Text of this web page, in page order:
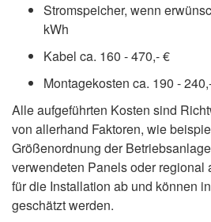
Stromspeicher, wenn
kWh
Kabel ca. 160 - 470,- €
Montagekosten ca. 190 -
Alle aufgeführten Kosten sind
von allerhand Faktoren, wie
Größenordnung der
verwendeten Panels oder regional
für die Installation ab und können
geschätzt werden.